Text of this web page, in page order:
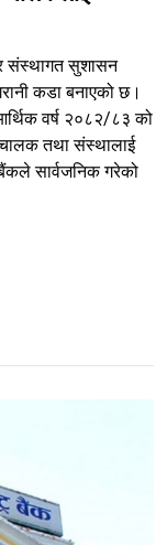
संस्थागत सुशासन
कडा बनाएको छ।
वर्ष २०८२/८३ को
तथा संस्थालाई
सार्वजनिक गरेको